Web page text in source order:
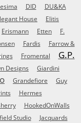
DID
DU&KA
House Elitis
Erismann Etten
F.
Fardis
Farrow &
Fromental
G.P.
Designs
Giardini
Grandefiore
Guy
Hermes
HookedOnWalls
Studio
Jacquards